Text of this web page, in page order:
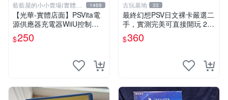
藍藍屋的小小賣場(實體店
面)
1469
【光華-實體店面】PSVita電
源供應器充電器WiiU控制器
充電器主機電源供應器變壓器
火牛~
$250
古玩基地 33
最終幻想PSV日文裸卡嚴選二
手，實測完美可直接開玩 2張
起享優惠 最終幻想 PSV 卡帶
二手 裸卡
$360